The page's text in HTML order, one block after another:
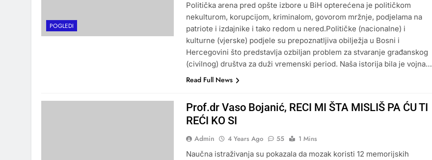
POGLEDI
Politička arena pred opšte izbore u BiH opterećena je političkom
nekulturom, korupcijom, kriminalom, govorom mržnje, podjelama na
patriote i izdajnike i tako redom u nered.Političke (nacionalne) i
kulturne (vjerske) podjele su prepoznatljiva obilježja u Bosni i
Hercegovini što predstavlja ozbiljan problem za stvaranje građanskog
(civilnog) društva za duži vremenski period. Naša istorija bila je vojna…
Read Full News
Prof.dr Vaso Bojanić, RECI MI ŠTA MISLIŠ PA ĆU TI
REĆI KO SI
Admin 4 Years Ago 55
1 Mins
Naučna istraživanja su pokazala da mozak koristi 12 memorijskih